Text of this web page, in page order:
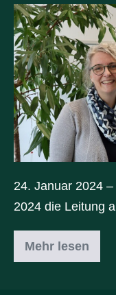
24. Januar 2024
2024 die Leitung
Mehr lesen